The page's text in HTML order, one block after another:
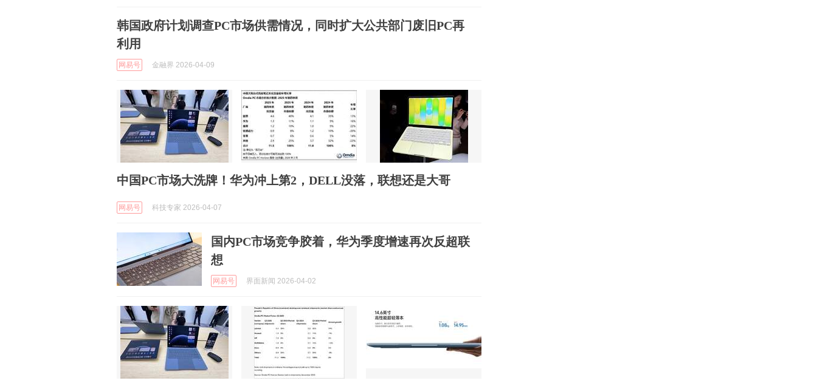
韩国政府计划调查PC市场供需情况，同时扩大公共部门废旧PC再
利用
网易号 金融界 2026-04-09
中国PC市场大洗牌！华为冲上第2，DELL没落，联想还是大哥
网易号 科技专家 2026-04-07
国内PC市场竞争胶着，华为季度增速再次反超联
想
网易号 界面新闻 2026-04-02